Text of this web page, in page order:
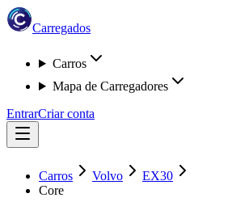
Carregados
Carros
Mapa de Carregadores
EntrarCriar conta
Carros Volvo
EX30
Core